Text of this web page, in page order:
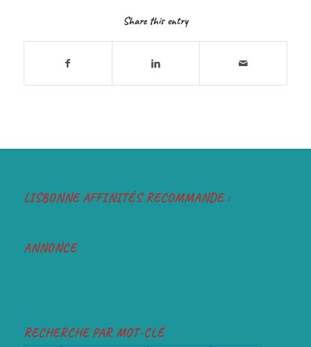
Share this entry
LISBONNE AFFINITÉS RECOMMANDE :
ANNONCE
RECHERCHE PAR MOT-CLÉ